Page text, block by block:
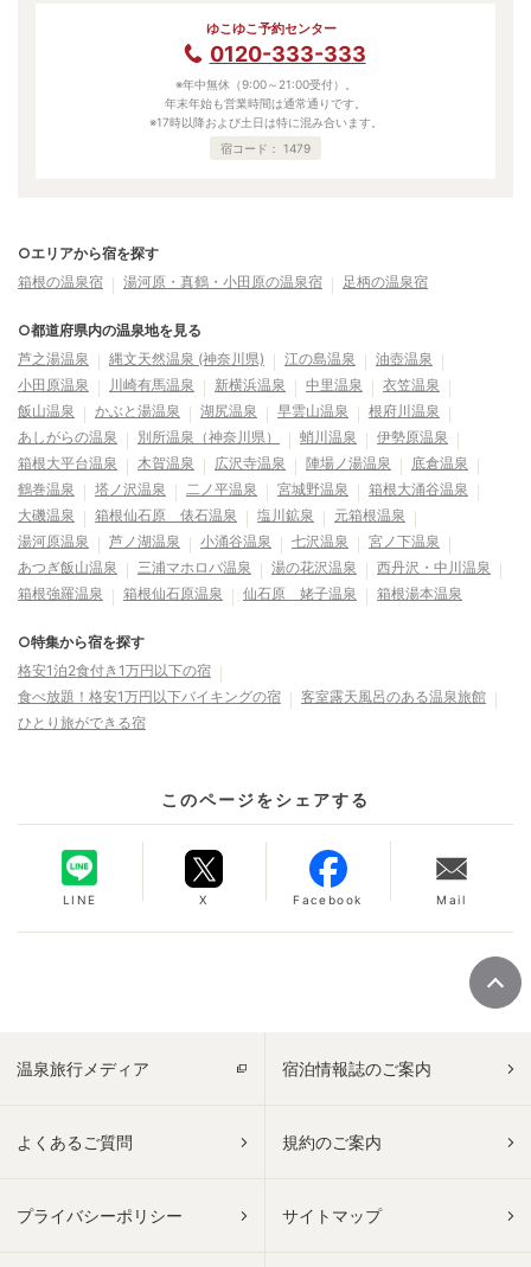
ゆこゆこ予約センター
0120-333-333
※年中無休（9:00～21:00受付）。
年末年始も営業時間は通常通りです。
※17時以降および土日は特に混み合います。
宿コード： 1479
○エリアから宿を探す
箱根の温泉宿
湯河原・真鶴・小田原の温泉宿 足柄の温泉宿
○都道府県内の温泉地を見る
芦之湯温泉
縄文天然温泉 (神奈川県) 江の島温泉
油壺温泉
小田原温泉
川崎有馬温泉 新横浜温泉 中里温泉
衣笠温泉
飯山温泉
かぶと湯温泉 湖尻温泉 早雲山温泉
根府川温泉
あしがらの温泉
別所温泉（神奈川県） 蛸川温泉
伊勢原温泉
箱根大平台温泉
木賀温泉 広沢寺温泉 陣場ノ湯温泉
底倉温泉
鶴巻温泉
塔ノ沢温泉 二ノ平温泉 宮城野温泉
箱根大涌谷温泉
大磯温泉
箱根仙石原 俵石温泉 塩川鉱泉
元箱根温泉
湯河原温泉
芦ノ湖温泉 小涌谷温泉 七沢温泉
宮ノ下温泉
あつぎ飯山温泉
三浦マホロバ温泉 湯の花沢温泉
西丹沢・中川温泉
箱根強羅温泉
箱根仙石原温泉 仙石原 姥子温泉 箱根湯本温泉
○特集から宿を探す
格安1泊2食付き1万円以下の宿
食べ放題！格安1万円以下バイキングの宿
客室露天風呂のある温泉旅館
ひとり旅ができる宿
このページをシェアする
LINE X Facebook Mail
温泉旅行メディア 宿泊情報誌のご案内
よくあるご質問 規約のご案内
プライバシーポリシー サイトマップ